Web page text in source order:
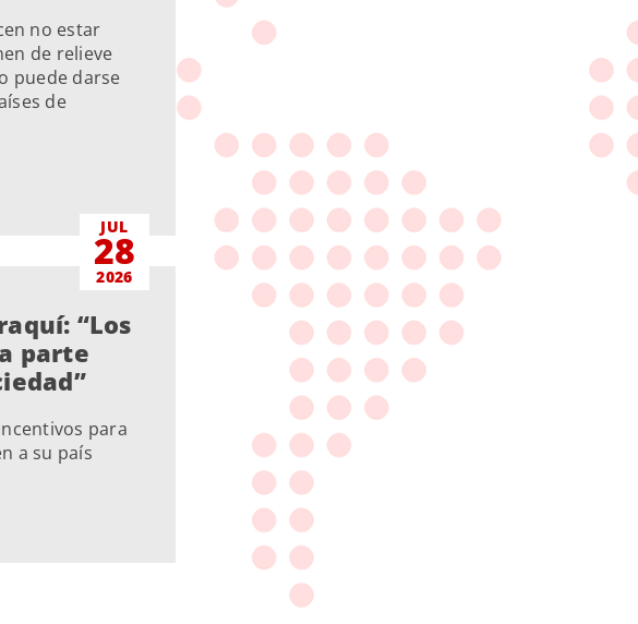
no estar
de relieve
puede darse
de
JUL
28
2026
“Los
parte
para
a su país